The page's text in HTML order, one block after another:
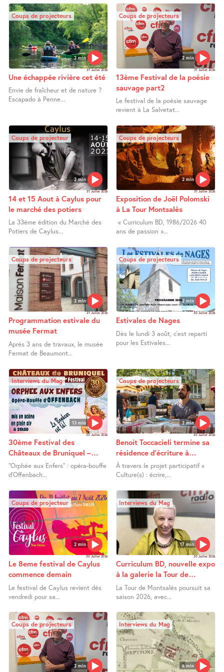
2 min
Coups de projecteurs
31 Juillet 2026
Une échappée rivière cet été
Envie de fraîcheur et de nature ?
Escapado à Penne...
2 min
Coups de projecteurs
31 Juillet 2026
13ème Festival de la poésie
sauvage part2
Le festival de la poésie sauvage
revient à La Salvetat...
2 min
Coups de projecteur
31 Juillet 2026
14 et 15 Aout à Caylus pour
le marché des potiers
La 33ème édition du Marché des
Potiers de Caylus...
2 min
Coups de projecteurs
31 Juillet 2026
Exposition de Joël Polomski
à La Tour Montsalès
« Curriculum BD, 1986/2026 40
ans de passion »...
2 min
Coups de projecteurs
31 Juillet 2026
Programmation estivale du
musée Fermat
Après 3 ans de travaux, le musée
Fermat de Beaumont...
2 min
Coups de projecteurs
30 Juillet 2026
Estivales de Nages
Dès le lundi 3 août, c’est reparti
pour les Estivales...
13 min
Interviews du Mag
30 Juillet 2026
30ème Festival des
Châteaux de Bruniquel –
Orphée aux Enfers
"Orphée aux Enfers" : opéra-bouffe
d’Offenbach...
2 min
Coups de projecteurs
30 Juillet 2026
Benoit Toccacieli termine sa
résidence d’écriture à
Lafrançaise
À travers le projet participatif «
Culture(s) : écrire,...
2 min
Coups de projecteur
30 Juillet 2026
Le 8eme festival de Caylus
commence demain
Le festival de Caylus revient dès
vendredi pour sa...
17 min
Interviews du Mag
30 Juillet 2026
Curriculum BD, nouvelle expo
à la galerie la Tour de
Montsalès
La Tour de Montsalès poursuit sa
saison 2026, avec...
2 min
Coups de projecteurs
6 min
Interviews du Mag